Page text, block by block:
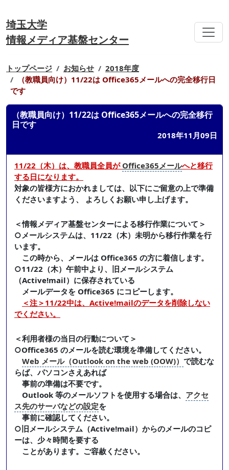
埼玉大学
情報メディア基盤センター
トップページ お知らせ
2018年度
（教職員向け）11/22は Office365メールへの完全移行日
です
（教職員向け）11/22は Office365メールへの完全移行
日です
2018年11月09日
11/22（木）は、教職員全員が Office365メールへと移行
する日になります。
対象の皆様方におかれましては、以下にご留意の上で準備
くださいますよう、 よろしくお願い申し上げます。
＜情報メディア基盤センターによる移行作業について＞
○メールシステムは、11/22（木）未明から移行作業を行
います。
この時から、メールは Office365 の方に着信します。
○11/22（木）午前中より、旧メールシステム
（Active!mail）に保存されている
メールデータを Office365 にコピーします。
＜注＞11/22中は、Active!mailのデータを削除しない
でください。
＜利用者様の当日の行動について＞
○Office365 のメールを読む環境を準備してください。
Web メール（Outlook on the web (OOW)） で読むな
らば、パソコンさえあれば
事前の準備は不要です。
Outlook 等のメールソフトを使用する場合は、 アクセ
ス先のサーバなどの設定を
事前に確認してください。
○旧メールシステム（Active!mail）からのメールのコピ
ーは、少々時間を要する
ことがあります。ご容赦ください。